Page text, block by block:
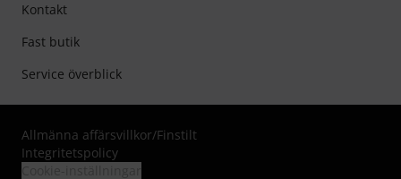
Kontakt
Fast butik
Service överblick
Allmänna affärsvillkor/Finstilt
Integritetspolicy